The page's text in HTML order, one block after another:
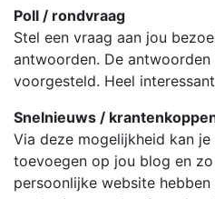
Poll / rondvraag
Stel een vraag aan jou
antwoorden. De
voorgesteld. Heel
Snelnieuws /
Via deze mogelijkheid kan
toevoegen op jou blog en
persoonlijke website